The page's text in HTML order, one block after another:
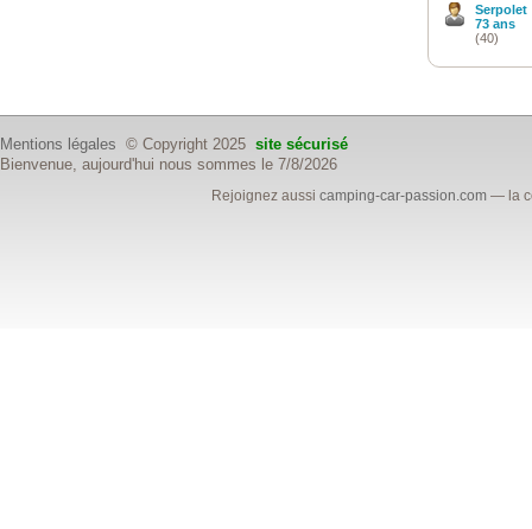
Serpolet
73 ans
(40)
Mentions légales © Copyright 2025 site sécurisé
Bienvenue, aujourd'hui nous sommes le 7/8/2026
Rejoignez aussicamping-car-passion.com — la